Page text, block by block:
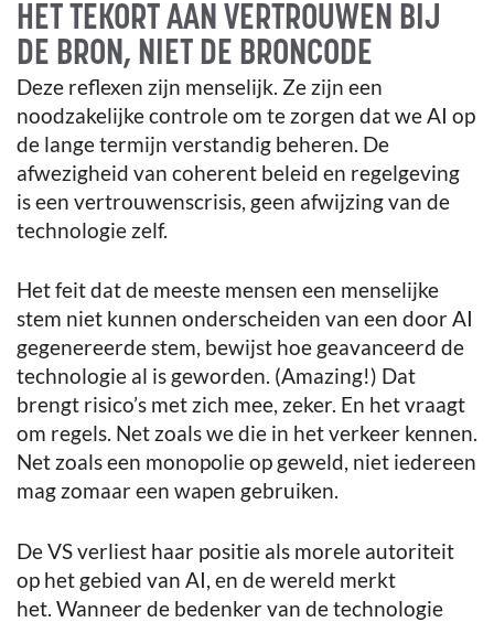
HET TEKORT AAN VERTROUWEN BIJ
DE BRON, NIET DE BRONCODE
Deze reflexen zijn menselijk. Ze zijn een
noodzakelijke controle om te zorgen dat we AI op
de lange termijn verstandig beheren. De
afwezigheid van coherent beleid en regelgeving
is een vertrouwenscrisis, geen afwijzing van de
technologie zelf.
Het feit dat de meeste mensen een menselijke
stem niet kunnen onderscheiden van een door AI
gegenereerde stem, bewijst hoe geavanceerd de
technologie al is geworden. (Amazing!) Dat
brengt risico’s met zich mee, zeker. En het vraagt
om regels. Net zoals we die in het verkeer kennen.
Net zoals een monopolie op geweld, niet iedereen
mag zomaar een wapen gebruiken.
De VS verliest haar positie als morele autoriteit
op het gebied van AI, en de wereld merkt
het. Wanneer de bedenker van de technologie